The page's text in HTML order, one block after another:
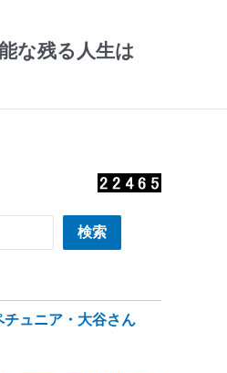
な残る人生は
検索
ュニア・大谷さん